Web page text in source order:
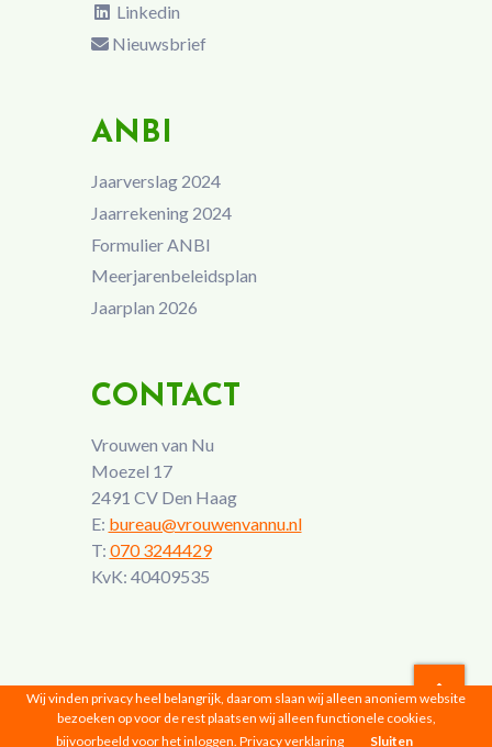
Linkedin
Nieuwsbrief
ANBI
Jaarverslag 2024
Jaarrekening 2024
Formulier ANBI
Meerjarenbeleidsplan
Jaarplan 2026
CONTACT
Vrouwen van Nu
Moezel 17
2491 CV Den Haag
E: bureau@vrouwenvannu.nl
T: 070 3244429
KvK: 40409535
Vrouwen van Nu © 2026 |Privacyverklaring
Wij vinden privacy heel belangrijk, daarom slaan wij alleen anoniem website
bezoeken op voor de rest plaatsen wij alleen functionele cookies,
bijvoorbeeld voor het inloggen. Privacy verklaring Sluiten